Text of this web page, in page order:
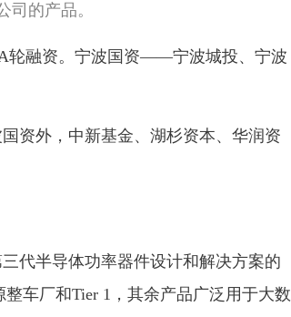
司的产品。
融资。宁波国资——宁波城投、宁波
外，中新基金、湖杉资本、华润资
代半导体功率器件设计和解决方案的
车厂和Tier 1，其余产品广泛用于大数